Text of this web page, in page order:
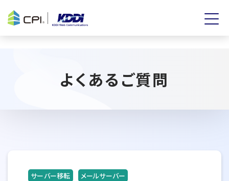
よくあるご質問
サーバー移転 メールサーバー